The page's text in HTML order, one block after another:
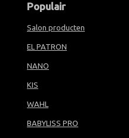
Populair
Salon producten
EL PATRON
NANO
KIS
WAHL
BABYLISS PRO